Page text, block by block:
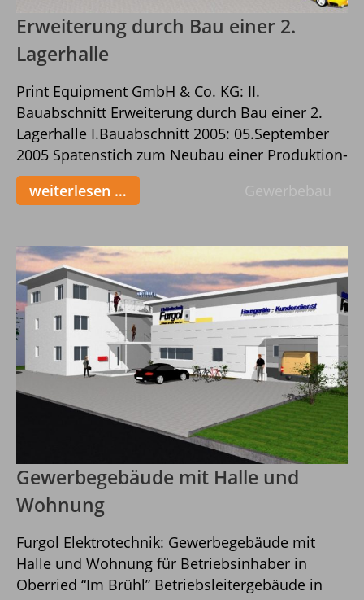
Erweiterung durch Bau einer 2.
Lagerhalle
Print Equipment GmbH & Co. KG: II.
Bauabschnitt Erweiterung durch Bau einer 2.
Lagerhalle I.Bauabschnitt 2005: 05.September
2005 Spatenstich zum Neubau einer Produktion-
und Lagerhalle im Gewerbegebiet „Seebühl“ in
Ottersweier. Nach einer Rekordbauzeit von nur
werden. 2 Monate danach, Ende Februar 2006
waren auch […]
weiterlesen …
Gewerbegebäude mit Halle und
Wohnung
Furgol Elektrotechnik: Gewerbegebäude mit
Halle und Wohnung für Betriebsinhaber in
Oberried “Im Brühl” Betriebsleitergebäude in